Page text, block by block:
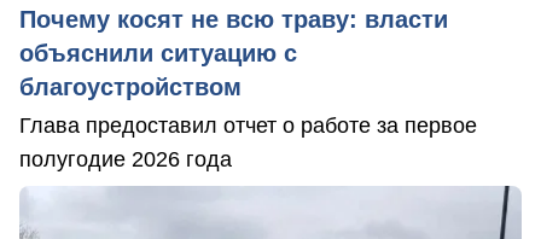
Почему косят не всю траву: власти
объяснили ситуацию с
благоустройством
Глава предоставил отчет о работе за первое
полугодие 2026 года